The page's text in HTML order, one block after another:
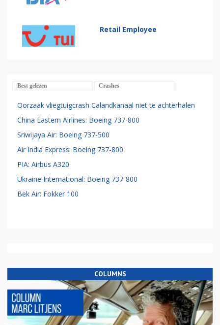
Retail Employee
Best gelezen Crashes
Oorzaak vliegtuigcrash Calandkanaal niet te achterhalen
China Eastern Airlines: Boeing 737-800
Sriwijaya Air: Boeing 737-500
Air India Express: Boeing 737-800
PIA: Airbus A320
Ukraine International: Boeing 737-800
Bek Air: Fokker 100
COLUMNS